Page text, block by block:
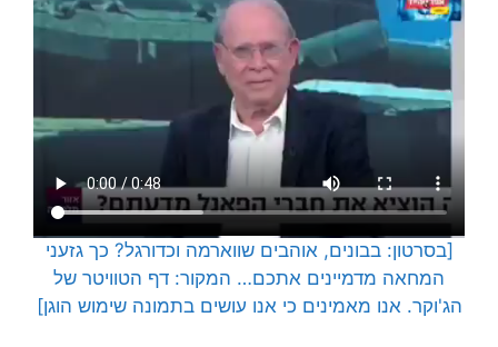
[בסרטון: בבונים, אוהבים שווארמה וכדורגל? כך גזעני
המחאה מדמיינים אתכם… המקור: דף הטוויטר של
הג'וקר. אנו מאמינים כי אנו עושים בתמונה שימוש הוגן]